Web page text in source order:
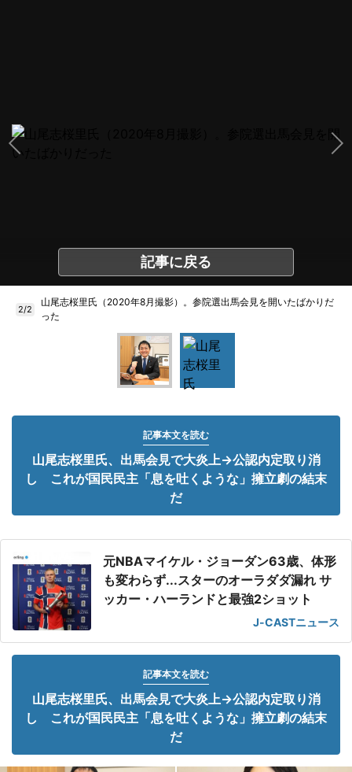
記事に戻る
2/2
山尾志桜里氏（2020年8月撮影）。参院選出馬会見を開いたばかりだ
った
記事本文を読む
山尾志桜里氏、出馬会見で大炎上→公認内定取り消
し これが国民民主「息を吐くような」擁立劇の結末
だ
元NBAマイケル・ジョーダン63歳、体形
も変わらず...スターのオーラダダ漏れ サ
ッカー・ハーランドと最強2ショット
J-CASTニュース
記事本文を読む
山尾志桜里氏、出馬会見で大炎上→公認内定取り消
し これが国民民主「息を吐くような」擁立劇の結末
だ